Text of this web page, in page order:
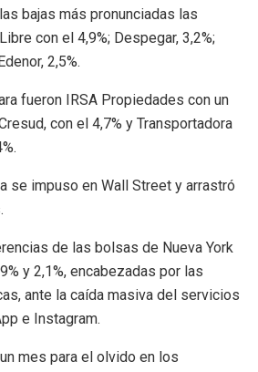
bajas más pronunciadas las
con el 4,9%; Despegar, 3,2%;
2,5%.
fueron IRSA Propiedades con un
con el 4,7% y Transportadora
se impuso en Wall Street y arrastró
de las bolsas de Nueva York
y 2,1%, encabezadas por las
ante la caída masiva del servicios
e Instagram.
mes para el olvido en los